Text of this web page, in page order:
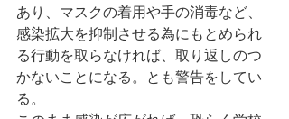
あり、マスクの着用や手の消毒など、
感染拡大を抑制させる為にもとめられ
る行動を取らなければ、取り返しのつ
かないことになる。とも警告をしてい
る。